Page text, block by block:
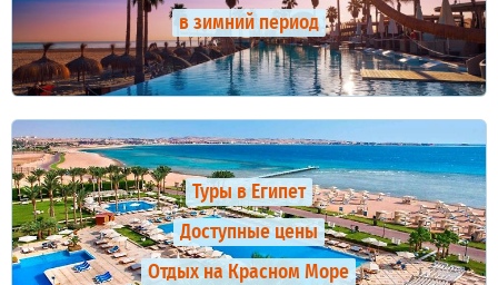
в зимний период
Туры в Египет
Доступные цены
Отдых на Красном Море